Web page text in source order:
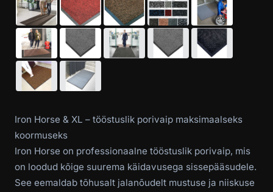
Iron Horse & XL – tööstuslik porivaip maksimaalseks
koormuseks
Iron Horse on professionaalne tööstuslik porivaip, mis
on loodud kõige suurema käidavusega sissepääsudele.
See eemaldab tõhusalt jalanõudelt mustuse ja niiskuse